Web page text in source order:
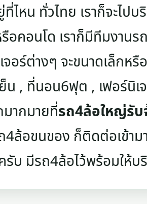
ไหน ทั่วไทย เราก็จะไปบ
คอนโด เราก็มีทีมงาน
อร์ต่างๆ จะขนาดเล็กหรื
น , ที่นอน6ฟุต , เฟอร์นิ
ากมายที่รถ4ล้อใหญ่รับ
4ล้อขนของ ก็ติดต่อเข้า
ครับ มีรถ4ล้อไว้พร้อมใ